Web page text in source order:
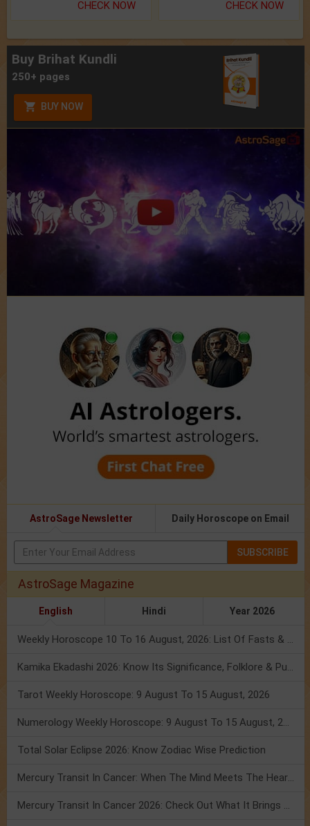
CHECK NOW CHECK NOW
Buy Brihat Kundli
250+ pages
BUY NOW
AstroSage Newsletter Daily Horoscope on Email
SUBSCRIBE
AstroSage Magazine
English Hindi Year 2026
Weekly Horoscope 10 To 16 August, 2026: List Of Fasts & Festivals
Kamika Ekadashi 2026: Know Its Significance, Folklore & Puja Rituals
Tarot Weekly Horoscope: 9 August To 15 August, 2026
Numerology Weekly Horoscope: 9 August To 15 August, 2026
Total Solar Eclipse 2026: Know Zodiac Wise Prediction
Mercury Transit In Cancer: When The Mind Meets The Heart!
Mercury Transit In Cancer 2026: Check Out What It Brings For You